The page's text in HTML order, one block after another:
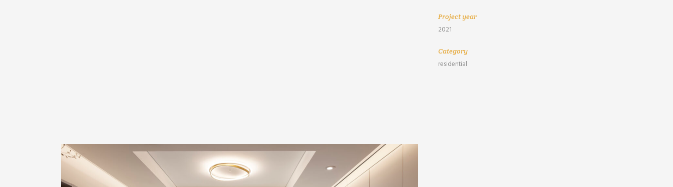
Project year
2021
Category
residential